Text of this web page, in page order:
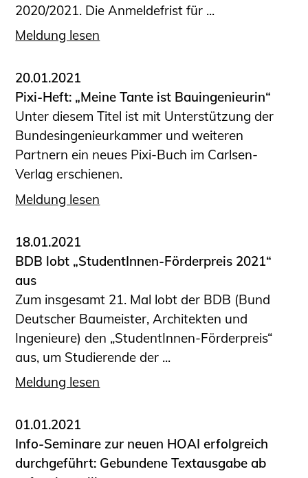
2020/2021. Die Anmeldefrist für ...
Meldung lesen
20.01.2021
Pixi-Heft: „Meine Tante ist Bauingenieurin“
Unter diesem Titel ist mit Unterstützung der
Bundesingenieurkammer und weiteren
Partnern ein neues Pixi-Buch im Carlsen-
Verlag erschienen.
Meldung lesen
18.01.2021
BDB lobt „StudentInnen-Förderpreis 2021“
aus
Zum insgesamt 21. Mal lobt der BDB (Bund
Deutscher Baumeister, Architekten und
Ingenieure) den „StudentInnen-Förderpreis“
aus, um Studierende der ...
Meldung lesen
01.01.2021
Info-Seminare zur neuen HOAI erfolgreich
durchgeführt: Gebundene Textausgabe ab